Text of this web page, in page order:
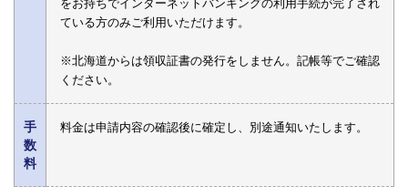
をお持ちでインターネットバンキングの利用手続が完了され
ている方のみご利用いただけます。
※北海道からは領収証書の発行をしません。記帳等でご確認
ください。
手
数
料
料金は申請内容の確認後に確定し、別途通知いたします。